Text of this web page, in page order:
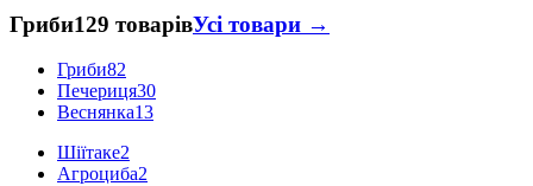
Гриби129 товарівУсі товари →
Гриби82
Печериця30
Веснянка13
Шіїтаке2
Агроциба2